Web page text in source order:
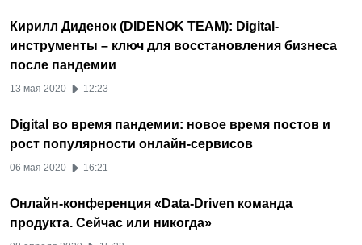
Кирилл Диденок (DIDENOK TEAM): Digital-
инструменты – ключ для восстановления бизнеса
после пандемии
13 мая 2020 12:23
Digital во время пандемии: новое время постов и
рост популярности онлайн-сервисов
06 мая 2020 16:21
Онлайн-конференция «Data-Driven команда
продукта. Сейчас или никогда»